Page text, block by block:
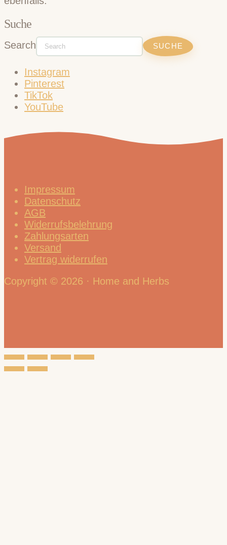
Suche
Search
Instagram
Pinterest
TikTok
YouTube
Impressum
Datenschutz
AGB
Widerrufsbelehrung
Zahlungsarten
Versand
Vertrag widerrufen
Copyright © 2026 · Home and Herbs